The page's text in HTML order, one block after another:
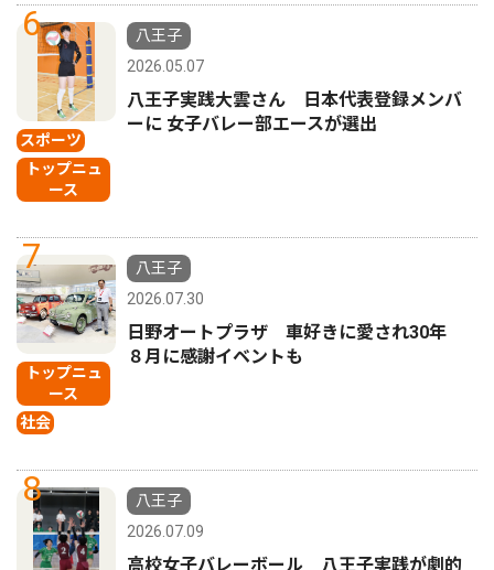
6
スポーツ
トップニュ
ース
八王子
2026.05.07
八王子実践大雲さん 日本代表登録メンバ
ーに 女子バレー部エースが選出
7
トップニュ
ース
社会
八王子
2026.07.30
日野オートプラザ 車好きに愛され30年
８月に感謝イベントも
8
八王子
2026.07.09
高校女子バレーボール 八王子実践が劇的